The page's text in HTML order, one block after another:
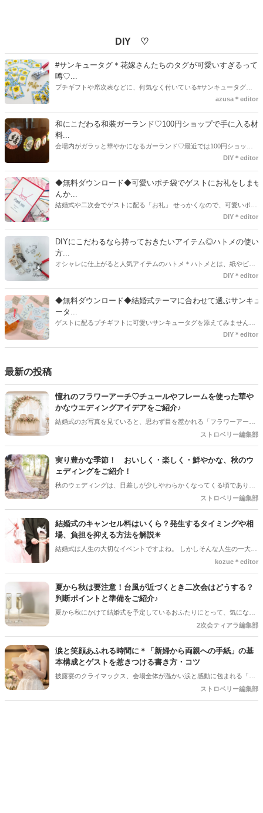
DIY ♡
#サンキュータグ＊花嫁さんたちのタグが可愛いすぎるって
噂♡...
プチギフトや席次表などに、何気なく付いている#サンキュータグ実
はほとんどの花嫁さんが手作りしてるってご存知でしたか！？あるの
ま、付いてた方が断然可愛い♡そんなプレ花嫁さんたちの#サンキュー
タグアイデア、探してみました♪
azusa＊editor
和にこだわる和装ガーランド♡100円ショップで手に入る材
料...
会場内がガラッと華やかになるガーランド♡最近では100円ショップ
で既に完成された物が販売されていたり、ネット上でダウンロードし
す。ダウンロードしたデザインを印刷する紙をこだわるプレ花嫁さん
も・・・♡紙質や柄などでガラッと印象が変わりますよね♪
DIY＊editor
◆無料ダウンロード◆可愛いポチ袋でゲストにお礼をしませ
んか...
結婚式や二次会でゲストに配る「お礼」 せっかくなので、可愛いポチ
袋で用意しませんか？今回の記事では無料でダウンロードできるデザ
ください。いつもStrawberryを読んで頂いているプレ花嫁さんのお手
伝いが少しでも出来れば嬉しいです♡
DIY＊editor
DIYにこだわるなら持っておきたいアイテム◎ハトメの使い
方...
オシャレに仕上がると人気アイテムのハトメ＊ハトメとは、紙やビニ
ールなどに開けた穴につける金具のことでサイズが幅広く揃っていま
り、付けるものの素材や色にあわせて選ぶことができるんです♪*
DIY＊editor
◆無料ダウンロード◆結婚式テーマに合わせて選ぶサンキュ
ータ...
ゲストに配るプチギフトに可愛いサンキュータグを添えてみません
か？今回の記事では無料でダウンロードできる春婚にもピッタリなサ
DIY＊editor
最新の投稿
憧れのフラワーアーチ♡チュールやフレームを使った華や
かなウエディングアイデアをご紹介♪
結婚式のお写真を見ていると、思わず目を惹かれる「フラワーアー
チ」♡ お花をたっぷり使ったアーチはもちろん、チュールやフレーム
るコーディネートが人気を集めています♪ 挙式会場や高砂、ウエルカ
ムスペース、フォトブースなど、さまざまな場所で取り入れられるの
も魅力のひとつ＊ 今回は、フラワーアーチの魅力や、おしゃれなアレ
ンジアイデアをご紹介します♡
ストロベリー編集部
実り豊かな季節！ おいしく・楽しく・鮮やかな、秋のウ
ェディングをご紹介！
秋のウェディングは、日差しが少しやわらかくなってくる頃であり、
色々なことへの行動的がみなぎってくる季節。同時に、おいしいもの
クして準備を進めましょう♪
ストロベリー編集部
結婚式のキャンセル料はいくら？発生するタイミングや相
場、負担を抑える方法を解説✳︎
結婚式は人生の大切なイベントですよね。 しかしそんな人生の一大イ
ベントでも、やむを得ない事情で延期や中止、キャンセルを検討しな
ンセル料」です。 「いつからキャンセル料がかかるの？」「全額支払
わないといけないの？」と不安に思う方も多いでしょう。 この記事で
は、結婚式のキャンセル料が発生するタイミングや相場、負担を抑え
る方法についてわかりやすく解説します。
kozue＊editor
夏から秋は要注意！台風が近づくとき二次会はどうする？
判断ポイントと準備をご紹介♪
夏から秋にかけて結婚式を予定しているおふたりにとって、気になる
のが台風の影響。 結婚式は予定通り開催できそうだけど、「二次会は
むケースも少なくありません＊ 今回は、台風が近づいているときに二
次会を開催するか判断するポイントや、事前に準備しておきたいこと
をご紹介します＊
2次会ティアラ編集部
涙と笑顔あふれる時間に＊「新婦から両親への手紙」の基
本構成とゲストを惹きつける書き方・コツ
披露宴のクライマックス、会場全体が温かい涙と感動に包まれる「新
婦からご両親への手紙」。結婚式準備の終盤、「何から書き始めれば
ストロベリー編集部